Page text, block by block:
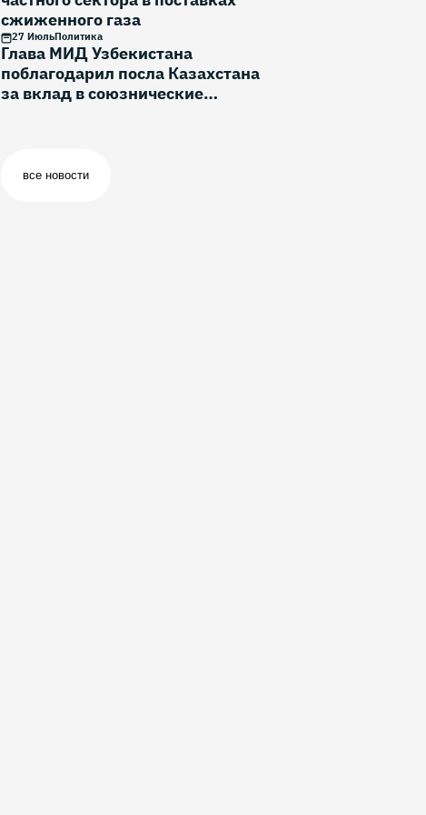
сжиженного газа
27 ИюльПолитика
Глава МИД Узбекистана
поблагодарил посла Казахстана
за вклад в союзнические
все новости